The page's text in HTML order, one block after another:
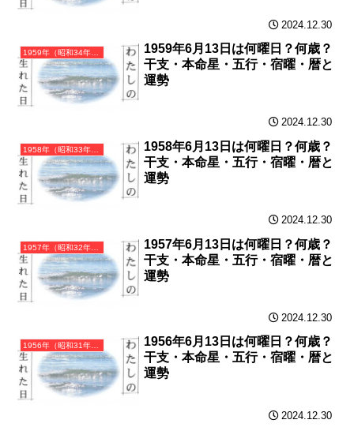
2024.12.30
1959年（昭和34年）己亥（つちのとい）・亥年（いのしし年）カレンダー（月曜はじまり）
1959年6月13日は何曜日？何歳？
干支・本命星・五行・宿曜・暦と
運勢
2024.12.30
1958年（昭和33年）戊戌（つちのえいぬ）・戌年（いぬ年）カレンダー（月曜はじまり）
1958年6月13日は何曜日？何歳？
干支・本命星・五行・宿曜・暦と
運勢
2024.12.30
1957年（昭和32年）丁酉（ひのととり）・酉年（とり年）カレンダー（月曜はじまり）
1957年6月13日は何曜日？何歳？
干支・本命星・五行・宿曜・暦と
運勢
2024.12.30
1956年（昭和31年）丙申（ひのえさる）・申年（さる年）カレンダー（月曜はじまり）
1956年6月13日は何曜日？何歳？
干支・本命星・五行・宿曜・暦と
運勢
2024.12.30